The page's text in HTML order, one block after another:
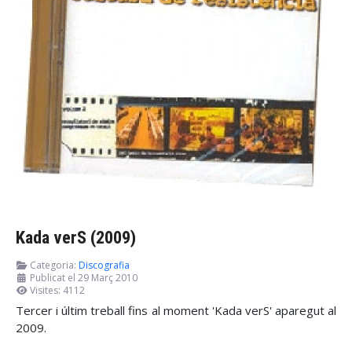
Kada verS (2009)
Categoria: Discografia
Publicat el 29 Març 2010
Visites: 4112
Tercer i últim treball fins al moment 'Kada verS' aparegut al
2009.